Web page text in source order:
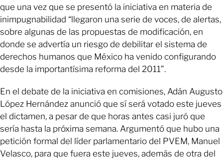
que una vez que se presentó la iniciativa en materia de
inimpugnabilidad “llegaron una serie de voces, de alertas,
sobre algunas de las propuestas de modificación, en
donde se advertía un riesgo de debilitar el sistema de
derechos humanos que México ha venido configurando
desde la importantísima reforma del 2011”.
En el debate de la iniciativa en comisiones, Adán Augusto
López Hernández anunció que sí será votado este jueves
el dictamen, a pesar de que horas antes casi juró que
sería hasta la próxima semana. Argumentó que hubo una
petición formal del líder parlamentario del PVEM, Manuel
Velasco, para que fuera este jueves, además de otra del